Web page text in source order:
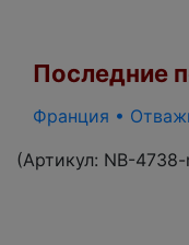
Последние
Франция •
(Артикул: NB-4738-